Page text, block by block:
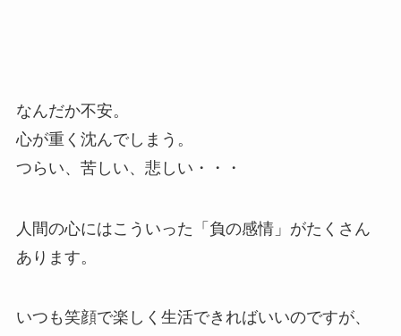
なんだか不安。
心が重く沈んでしまう。
つらい、苦しい、悲しい・・・
人間の心にはこういった「負の感情」がたくさん
あります。
いつも笑顔で楽しく生活できればいいのですが、